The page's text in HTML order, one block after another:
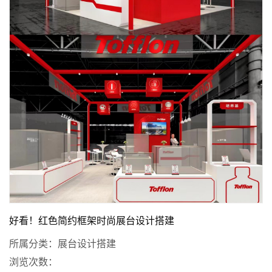
好看！红色简约框架时尚展台设计搭建
所属分类： 展台设计搭建
浏览次数：